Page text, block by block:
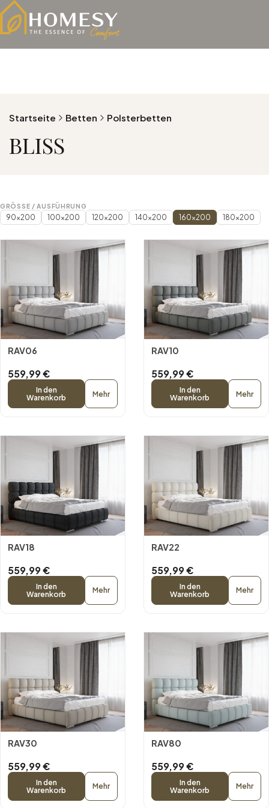
Startseite Betten Polsterbetten
BLISS
GRÖSSE / AUSFÜHRUNG
90x200 100x200 120x200 140x200 160x200 180x200
RAV06
559,99 €
In den
Warenkorb
Mehr
RAV10
559,99 €
In den
Warenkorb
Mehr
RAV18
559,99 €
In den
Warenkorb
Mehr
RAV22
559,99 €
In den
Warenkorb
Mehr
RAV30
559,99 €
In den
Warenkorb
Mehr
RAV80
559,99 €
In den
Warenkorb
Mehr